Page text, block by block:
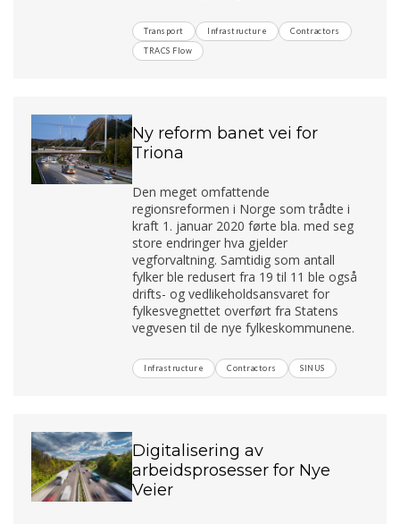
Transport Infrastructure
Contractors
TRACS Flow
Ny reform banet vei for
Triona
Den meget omfattende
regionsreformen i Norge som trådte i
kraft 1. januar 2020 førte bla. med seg
store endringer hva gjelder
vegforvaltning. Samtidig som antall
fylker ble redusert fra 19 til 11 ble også
drifts- og vedlikeholdsansvaret for
fylkesvegnettet overført fra Statens
vegvesen til de nye fylkeskommunene.
Infrastructure Contractors SINUS
Digitalisering av
arbeidsprosesser for Nye
Veier